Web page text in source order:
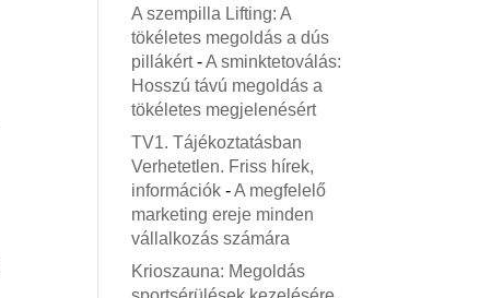
A szempilla Lifting: A
tökéletes megoldás a dús
pillákért-A sminktetoválás:
Hosszú távú megoldás a
tökéletes megjelenésért
TV1. Tájékoztatásban
Verhetetlen. Friss hírek,
információk -A megfelelő
marketing ereje minden
vállalkozás számára
Krioszauna: Megoldás